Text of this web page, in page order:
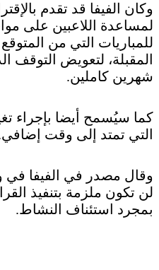
وكان الفيفا قد تقدم
لمساعدة اللاعبين على
للمباريات التي من
المقبلة، لتعويض التوقف
شهرين كاملين.
كما سيُسمح أيضا بإجراء
التي تمتد إلى وقت إضافي
وقال مصدر في الفيفا في
لن تكون ملزمة بتنفيذ
بمجرد استئناف النشاط.